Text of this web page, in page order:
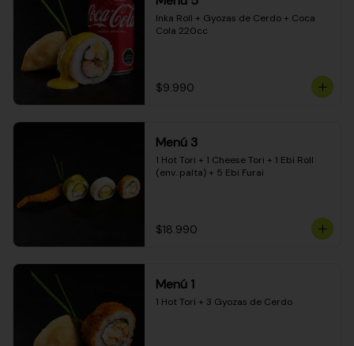
Inka Roll + Gyozas de Cerdo + Coca
Cola 220cc
$9.990
Menú 3
1 Hot Tori + 1 Cheese Tori + 1 Ebi Roll
(env. palta) + 5 Ebi Furai
$18.990
Menú 1
1 Hot Tori + 3 Gyozas de Cerdo